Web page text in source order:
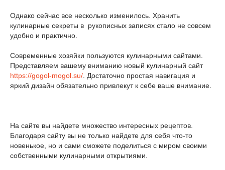
Однако сейчас все несколько изменилось. Хранить
кулинарные секреты в рукописных записях стало не совсем
удобно и практично.
Современные хозяйки пользуются кулинарными сайтами.
Представляем вашему вниманию новый кулинарный сайт
https://gogol-mogol.su/ . Достаточно простая навигация и
яркий дизайн обязательно привлекут к себе ваше внимание.
На сайте вы найдете множество интересных рецептов.
Благодаря сайту вы не только найдете для себя что-то
новенькое, но и сами сможете поделиться с миром своими
собственными кулинарными открытиями.